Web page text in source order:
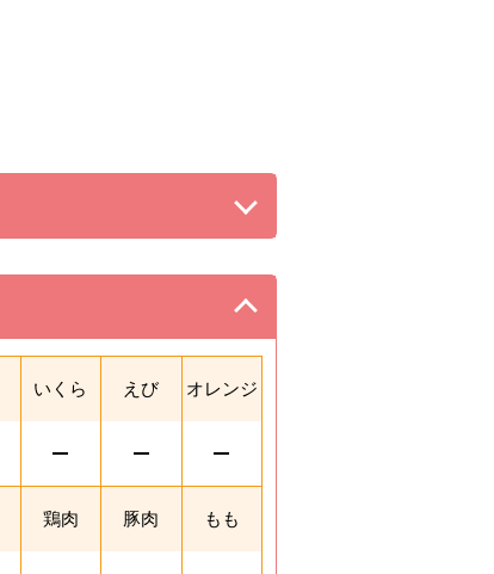
いくら えび オレンジ
鶏肉 豚肉 もも